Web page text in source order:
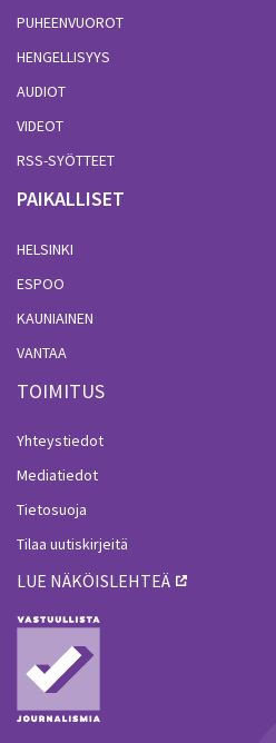
PUHEENVUOROT
HENGELLISYYS
AUDIOT
VIDEOT
RSS-SYÖTTEET
PAIKALLISET
HELSINKI
ESPOO
KAUNIAINEN
VANTAA
TOIMITUS
Yhteystiedot
Mediatiedot
Tietosuoja
Tilaa uutiskirjeitä
LUE NÄKÖISLEHTEÄ